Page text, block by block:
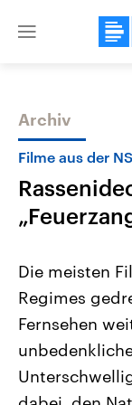
Close
Themen
Landtagswahl
2026
Alle Informationen
Sachsen-Anhalt
September 2026
Landtag. Seit
Bundesland von
Archiv
Filme aus der
Die meisten
Regimes
Fernsehen